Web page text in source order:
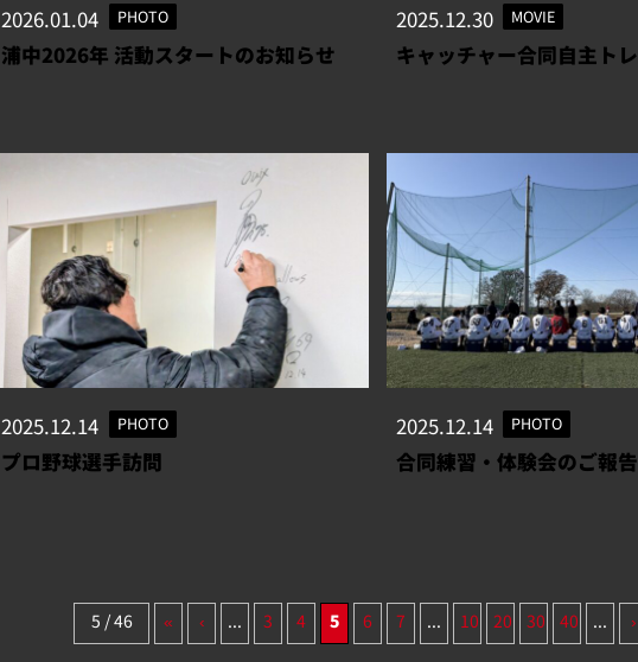
2026.01.04 PHOTO
浦中2026年 活動スタートのお知らせ
2025.12.30 MOVIE
キャッチャー合同自主トレ
2025.12.14 PHOTO
プロ野球選手訪問
2025.12.14 PHOTO
合同練習・体験会のご報告
5 / 46 « ‹ ... 3 4 5 6 7 ... 10 20 30 40 ... ›